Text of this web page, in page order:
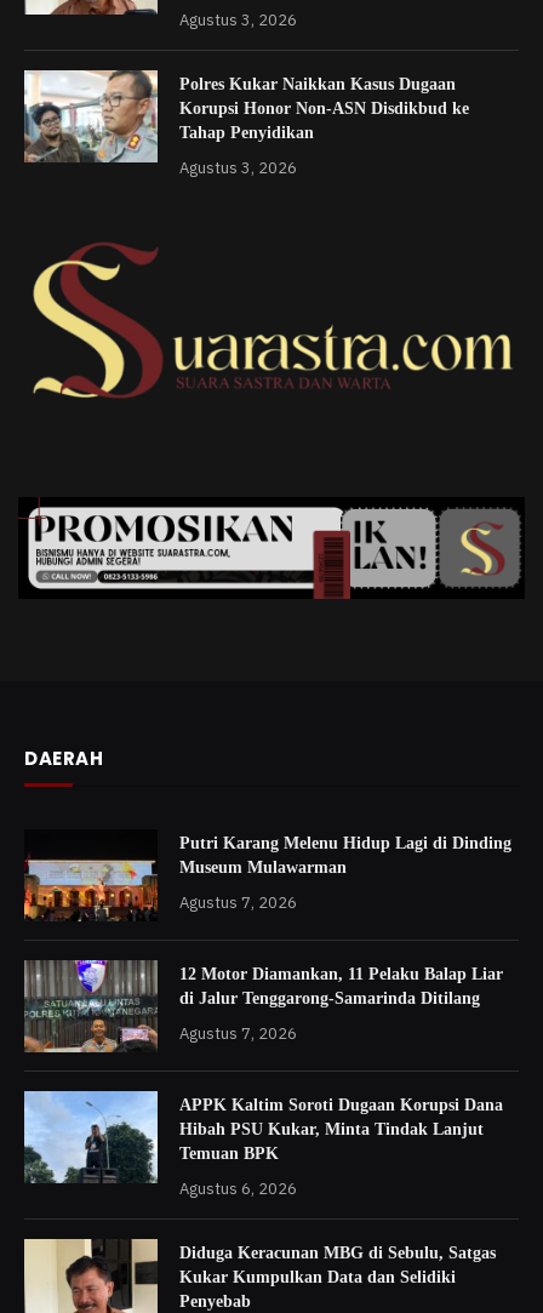
Agustus 3, 2026
Polres Kukar Naikkan Kasus Dugaan
Korupsi Honor Non-ASN Disdikbud ke
Tahap Penyidikan
Agustus 3, 2026
DAERAH
Putri Karang Melenu Hidup Lagi di Dinding
Museum Mulawarman
Agustus 7, 2026
12 Motor Diamankan, 11 Pelaku Balap Liar
di Jalur Tenggarong-Samarinda Ditilang
Agustus 7, 2026
APPK Kaltim Soroti Dugaan Korupsi Dana
Hibah PSU Kukar, Minta Tindak Lanjut
Temuan BPK
Agustus 6, 2026
Diduga Keracunan MBG di Sebulu, Satgas
Kukar Kumpulkan Data dan Selidiki
Penyebab